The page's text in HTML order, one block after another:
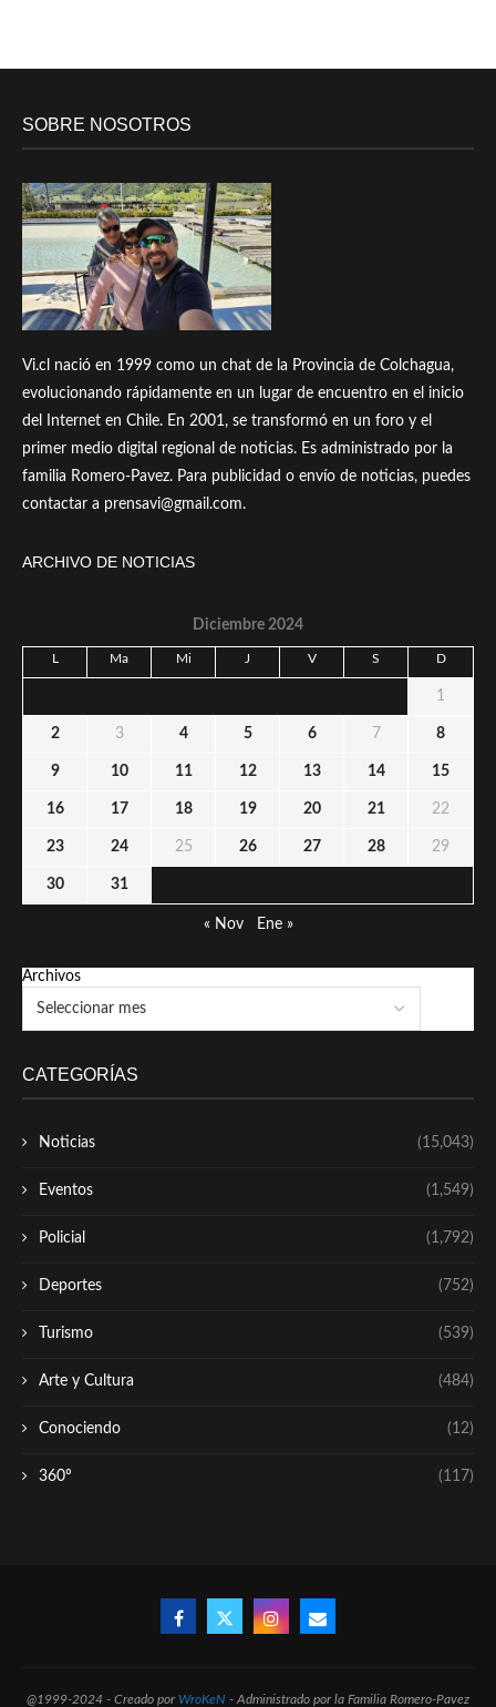
SOBRE NOSOTROS
Vi.cl nació en 1999 como un chat de la Provincia de Colchagua,
evolucionando rápidamente en un lugar de encuentro en el inicio
del Internet en Chile. En 2001, se transformó en un foro y el
primer medio digital regional de noticias. Es administrado por la
familia Romero-Pavez. Para publicidad o envío de noticias, puedes
contactar a prensavi@gmail.com.
ARCHIVO DE NOTICIAS
Diciembre 2024
L Ma Mi J V S D
1
2 3 4 5 6 7 8
9 10 11 12 13 14 15
16 17 18 19 20 21 22
23 24 25 26 27 28 29
30 31
« Nov Ene »
Archivos
CATEGORÍAS
Noticias (15,043)
Eventos (1,549)
Policial (1,792)
Deportes (752)
Turismo (539)
Arte y Cultura (484)
Conociendo (12)
360º (117)
@1999-2024 - Creado por WroKeN - Administrado por la Familia Romero-Pavez